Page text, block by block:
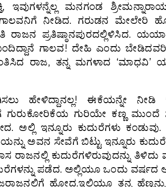
ಇವುಗಳನ್ನೆಲ್ಲ ಮನಗಂಡ
ಗಾಲವನಿಗೆ ನೀಡಿದ. ಗರುಡನ ಮೇಲೇರಿ
ಪ್ರತಿಷ್ಠಾನಪುರದಲ್ಲಿಳಿಸಿದ.
ಗಾಲವ! ದೇಹಿ ಎಂದು
ರಾಜ, ತನ್ನ ಮಗಳಾದ ‘ಮಾಧವಿ’
ಹೇಳಿದ್ದಾನಲ್ಲ! ಈಕೆಯನ್ನೇ ನೀಡಿ
ಗುರುಕೋರಿಕೆಯ ಗುರಿಯೇ ಕಣ್ಣ ಮುಂದೆ
ಅಲ್ಲಿ ಇನ್ನೂರು ಕುದುರೆಗಳು
ಅವನ ಸೇವೆಗೆ ಬಿಟ್ಟು ಇನ್ನೂರು
ಕುದುರೆಗಳಿರುವುದನ್ನು
ಪಡೆದ. ಅಲ್ಲಿಯೂ ಒಂದು
ಹೋದ.ಇಲ್ಲಿಯೂ ತನ್ನ